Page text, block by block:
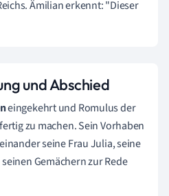
Ämilian erkennt: "Dieser
und Abschied
eingekehrt und Romulus der
zu machen. Sein Vorhaben
seine Frau Julia, seine
Gemächern zur Rede